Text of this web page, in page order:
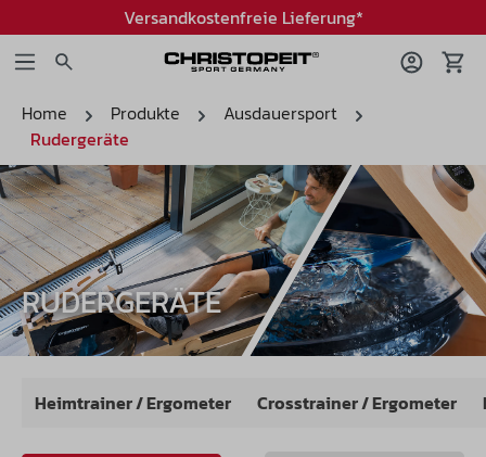
Versandkostenfreie Lieferung*
Home Produkte
Ausdauersport
Rudergeräte
RUDERGERÄTE
Heimtrainer / Ergometer Crosstrainer / Ergometer